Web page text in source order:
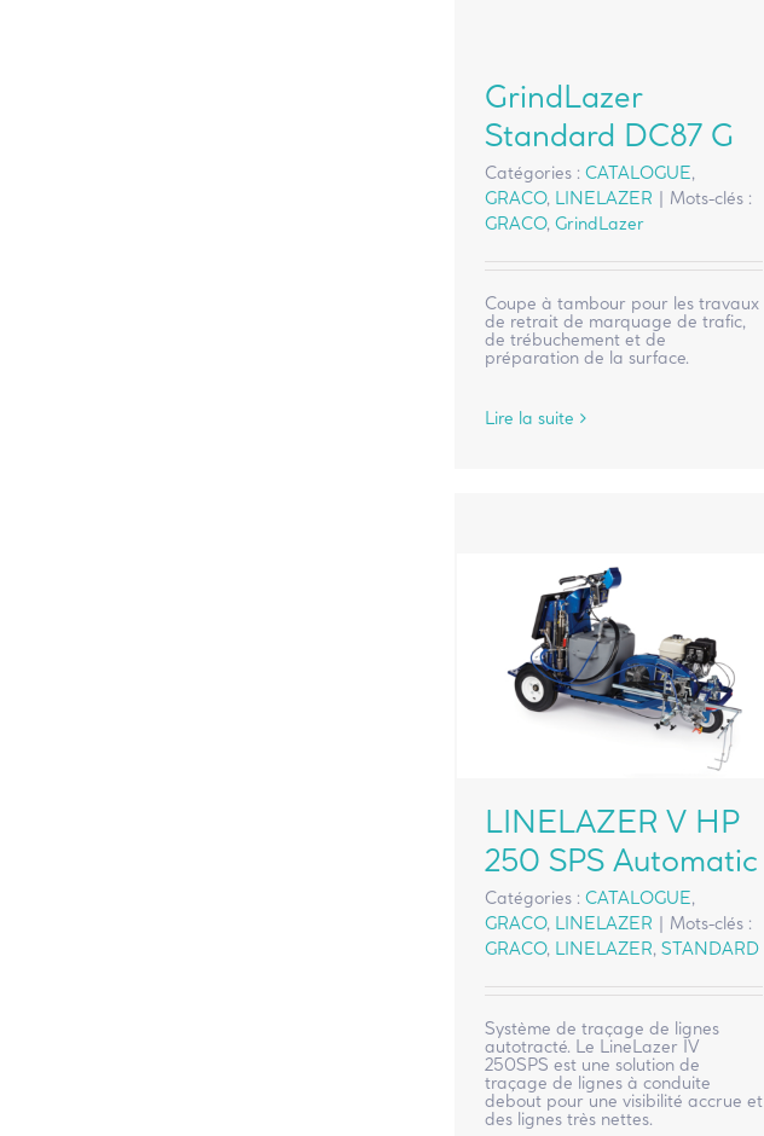
GrindLazer
Standard DC87 G
Catégories :CATALOGUE,
GRACO, LINELAZER
Mots-clés :
GRACO,GrindLazer
Coupe à tambour pour les travaux
de retrait de marquage de trafic,
de trébuchement et de
préparation de la surface.
Lire la suite
LINELAZER V HP
250 SPS Automatic
Catégories :CATALOGUE,
GRACO, LINELAZER | Mots-clés :
GRACO, LINELAZER,STANDARD
Système de traçage de lignes
autotracté. Le LineLazer IV
250SPS est une solution de
traçage de lignes à conduite
debout pour une visibilité accrue et
des lignes très nettes.